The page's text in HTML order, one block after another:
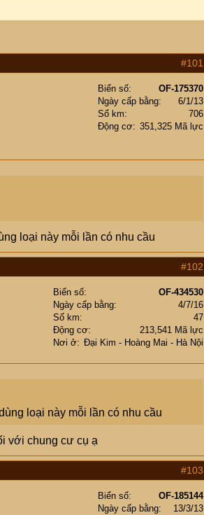
#101
Biển số
OF-175370
Ngày cấp bằng
6/1/13
Số km
706
Động cơ
351,325 Mã lực
loại này mỗi lần có nhu cầu
#102
Biển số
OF-434530
Ngày cấp bằng
4/7/16
Số km
47
Động cơ
213,541 Mã lực
Nơi ở
Đại Kim - Hoàng Mai - Hà Nội
loại này mỗi lần có nhu cầu
với chung cư cụ ạ
#103
Biển số
OF-185144
Ngày cấp bằng
13/3/13